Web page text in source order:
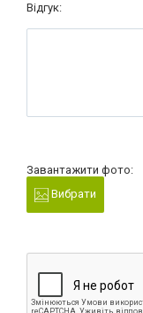
Відгук:
Завантажити фото:
Вибрати